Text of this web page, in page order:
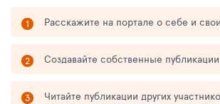
Расскажите на портале о себе и
Создавайте собственные
Читайте публикации других